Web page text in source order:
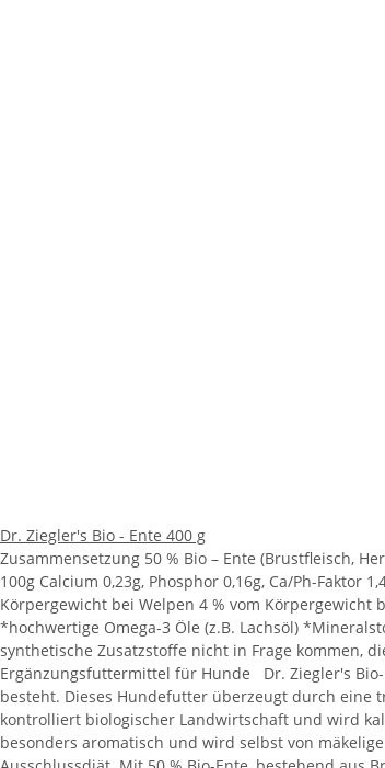
Dr. Ziegler's Bio - Ente 400 g
Zusammensetzung 50 % Bio – Ente (Brustfleisch,
100g Calcium 0,23g, Phosphor 0,16g, Ca/Ph-Faktor
Körpergewicht bei Welpen 4 % vom Körpergewicht
*hochwertige Omega-3 Öle (z.B. Lachsöl)
synthetische Zusatzstoffe nicht in Frage kommen,
Ergänzungsfuttermittel für Hunde Dr. Ziegler's
besteht. Dieses Hundefutter überzeugt durch eine
kontrolliert biologischer Landwirtschaft und wird
besonders aromatisch und wird selbst von